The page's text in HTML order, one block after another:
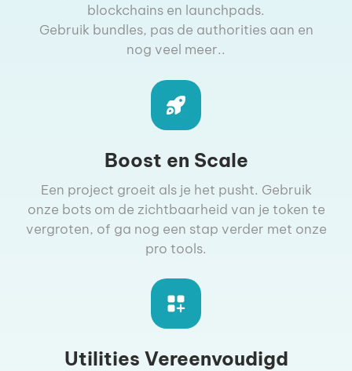
blockchains en launchpads.
Gebruik bundles, pas de authorities aan en
nog veel meer..
Boost en Scale
Een project groeit als je het pusht. Gebruik
onze bots om de zichtbaarheid van je token te
vergroten, of ga nog een stap verder met onze
pro tools.
Utilities Vereenvoudigd